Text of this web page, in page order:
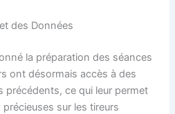
des Données
la préparation des séances
ont désormais accès à des
précédents, ce qui leur permet
sur les tireurs